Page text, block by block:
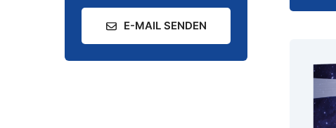
E-MAIL SENDEN